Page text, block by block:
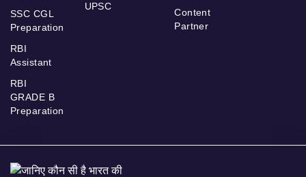
SSC CGL
Preparation
RBI
Assistant
RBI
GRADE B
Preparation
UPSC
Content
Partner